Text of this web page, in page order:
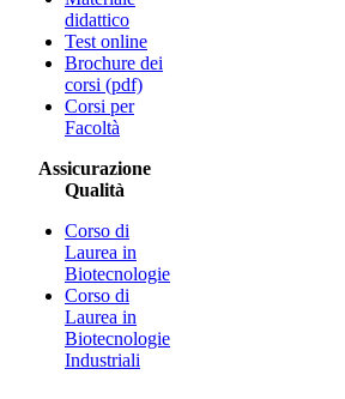
didattico
Test online
Brochure dei
corsi (pdf)
Corsi per
Facoltà
Assicurazione
Qualità
Corso di
Laurea in
Biotecnologie
Corso di
Laurea in
Biotecnologie
Industriali